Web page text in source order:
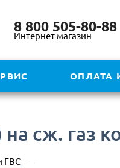
8 800 505-80-88
Интернет магазин
ОПЛАТА
на сж. газ
ГВС —